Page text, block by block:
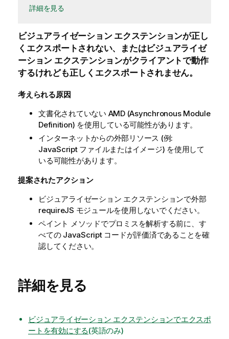
詳細を見る
ビジュアライゼーション エクステンションが正し
くエクスポートされない、またはビジュアライゼ
ーション エクステンションがクライアントで動作
するけれども正しくエクスポートされません。
考えられる原因
文書化されていない AMD (Asynchronous Module
Definition) を使用している可能性があります。
インターネットからの外部リソース (例:
JavaScript ファイルまたはイメージ) を使用して
いる可能性があります。
提案されたアクション
ビジュアライゼーション エクステンションで外部
requireJS モジュールを使用しないでください。
ペイント メソッドでプロミスを解析する前に、す
べての JavaScript コードが評価済であることを確
認してください。
詳細を見る
ビジュアライゼーション エクステンションでエクスポ
ートを有効にする(英語のみ)